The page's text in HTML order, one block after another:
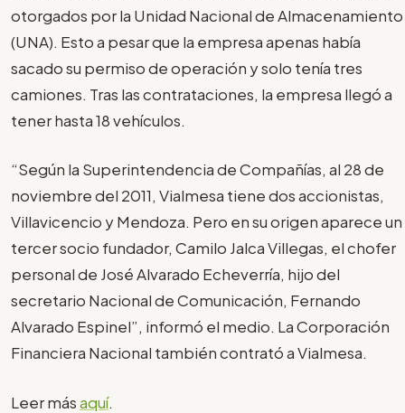
otorgados por la Unidad Nacional de Almacenamiento
(UNA). Esto a pesar que la empresa apenas había
sacado su permiso de operación y solo tenía tres
camiones. Tras las contrataciones, la empresa llegó a
tener hasta 18 vehículos.
“Según la Superintendencia de Compañías, al 28 de
noviembre del 2011, Vialmesa tiene dos accionistas,
Villavicencio y Mendoza. Pero en su origen aparece un
tercer socio fundador, Camilo Jalca Villegas, el chofer
personal de José Alvarado Echeverría, hijo del
secretario Nacional de Comunicación, Fernando
Alvarado Espinel”, informó el medio. La Corporación
Financiera Nacional también contrató a Vialmesa.
Leer másaquí.